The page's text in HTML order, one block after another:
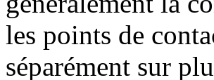
les points de
séparément sur